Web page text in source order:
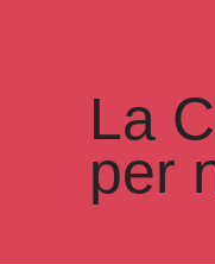
La
per